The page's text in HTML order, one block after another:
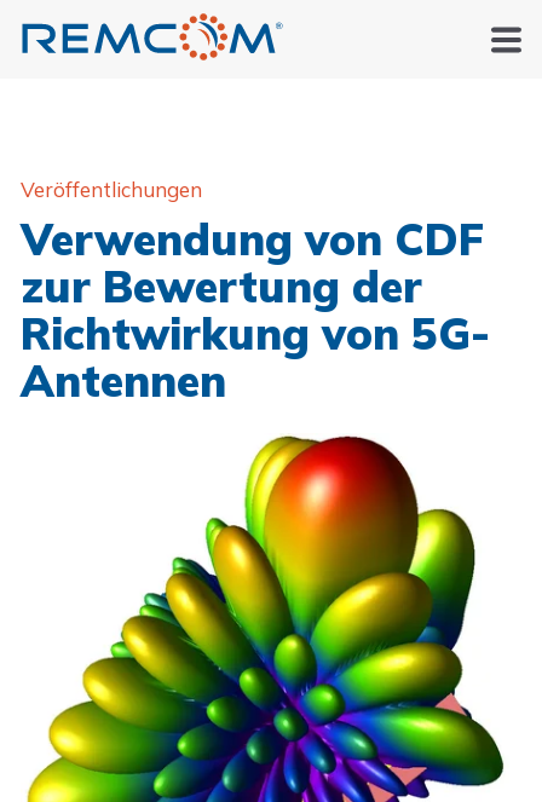
Veröffentlichungen
Verwendung von CDF
zur Bewertung der
Richtwirkung von 5G-
Antennen